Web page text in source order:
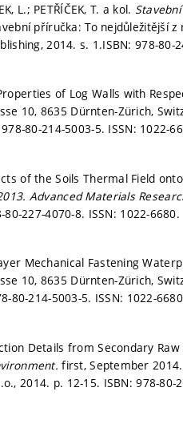
L.; PETŘÍČEK, T. a kol.
příručka: To nejdůležitější
2014. s. 1.ISBN: 978-80-
Properties of Log Walls with
10, 8635 Dürnten-Zürich,
80-214-5003-5. ISSN: 1022-
of the Soils Thermal Field
Advanced Materials
80-227-4070-8. ISSN: 1022-6680.
Mechanical Fastening
10, 8635 Dürnten-Zürich,
80-214-5003-5. ISSN: 1022-
Details from Secondary
first, September
2014. p. 12-15. ISBN: 978-80-